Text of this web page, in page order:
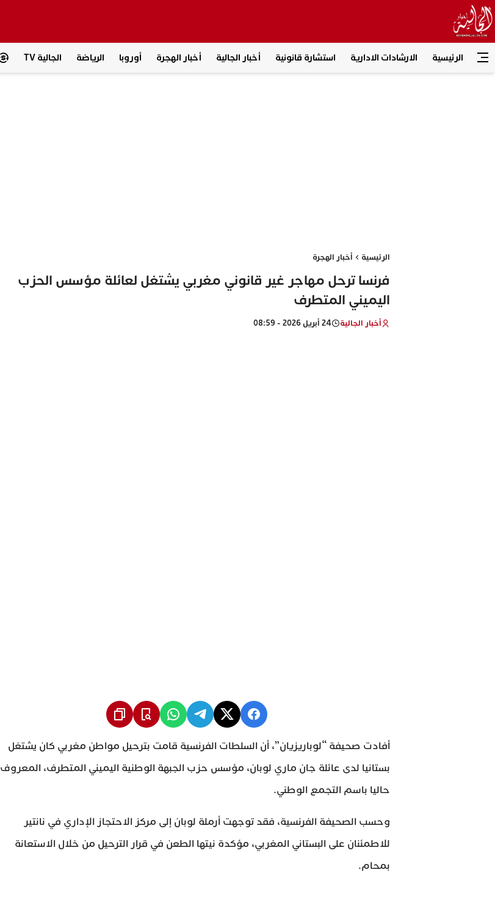
الرئيسية الارشادات الادارية استشارة قانونية أخبار الجالية أخبار الهجرة أوروبا الرياضة الجالية TV
الرئيسية أخبار الهجرة
فرنسا ترحل مهاجر غير قانوني مغربي يشتغل لعائلة مؤسس الحزب
اليميني المتطرف
أخبار الجالية 24 أبريل 2026 - 08:59
أفادت صحيفة “لوباريزيان”، أن السلطات الفرنسية قامت بترحيل مواطن مغربي كان يشتغل
بستانيا لدى عائلة جان ماري لوبان، مؤسس حزب الجبهة الوطنية اليميني المتطرف، المعروف
حاليا باسم التجمع الوطني.
وحسب الصحيفة الفرنسية، فقد توجهت أرملة لوبان إلى مركز الاحتجاز الإداري في نانتير
للاطمئنان على البستاني المغربي، مؤكدة نيتها الطعن في قرار الترحيل من خلال الاستعانة
بمحام.